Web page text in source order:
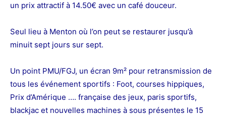
un prix attractif à 14.50€ avec un café douceur.
Seul lieu à Menton où l’on peut se restaurer jusqu’à
minuit sept jours sur sept.
Un point PMU/FGJ, un écran 9m² pour retransmission de
tous les événement sportifs : Foot, courses hippiques,
Prix d’Amérique …. française des jeux, paris sportifs,
blackjac et nouvelles machines à sous présentes le 15